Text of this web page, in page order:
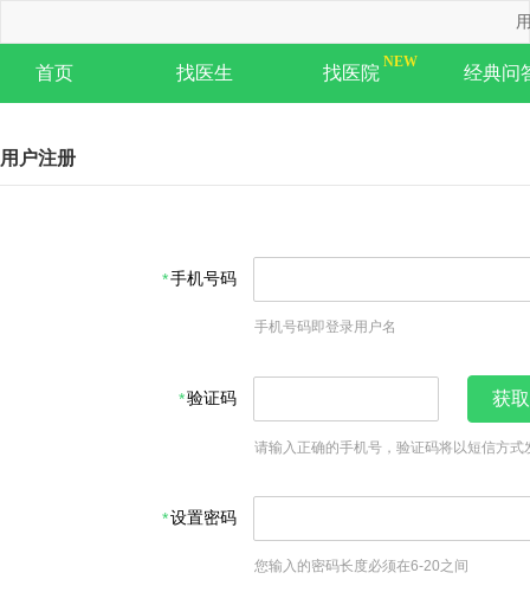
首页 找医生 找医院 经典问
用户注册
手机号码
手机号码即登录用户名
验证码 获
请输入正确的手机号，验证码将以短信方式
设置密码
您输入的密码长度必须在6-20之间